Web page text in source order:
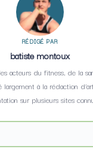
RÉDIGÉ PAR
batiste montoux
acteurs du fitness, de la
largement à la rédaction
sur plusieurs sites